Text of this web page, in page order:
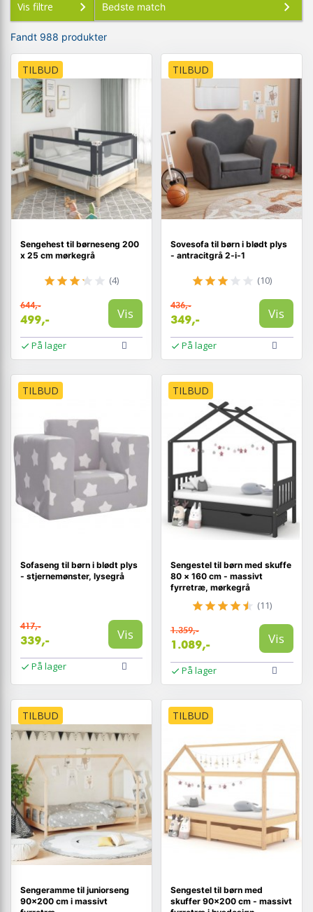
Vis filtre
Fandt 988 produkter
TILBUD
Sengehest til børneseng 200
x 25 cm mørkegrå
(4)
644,-
499,- Vis
På lager
TILBUD
Sovesofa til børn i blødt plys
- antracitgrå 2‑i‑1
(10)
436,-
349,- Vis
På lager
TILBUD
Sofaseng til børn i blødt plys
- stjernemønster, lysegrå
417,-
339,- Vis
På lager
TILBUD
Sengestel til børn med skuffe
80 × 160 cm - massivt
fyrretræ, mørkegrå
(11)
1.359,-
1.089,- Vis
På lager
TILBUD
Sengeramme til juniorseng
90×200 cm i massivt
TILBUD
Sengestel til børn med
skuffer 90×200 cm - massivt